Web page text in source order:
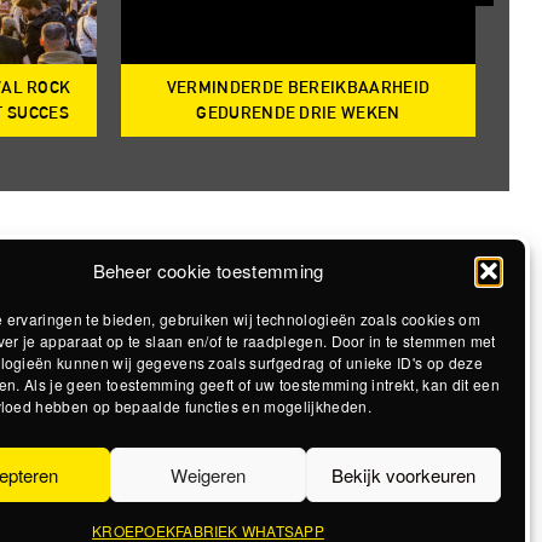
Beheer cookie toestemming
ervaringen te bieden, gebruiken wij technologieën zoals cookies om
je apparaat op te slaan en/of te raadplegen. Door in te stemmen met
kunnen wij gegevens zoals surfgedrag of unieke ID's op deze
Als je geen toestemming geeft of uw toestemming intrekt, kan dit een
hebben op bepaalde functies en mogelijkheden.
Weigeren Bekijk voorkeuren
KROEPOEKFABRIEK WHATSAPP
ROCK
SUCCES
VERMINDERDE BEREIKBAARHEID
GEDURENDE DRIE WEKEN